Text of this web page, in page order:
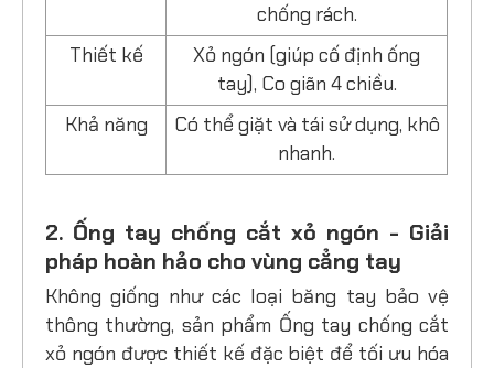
chống rách.
Thiết kế
Xỏ ngón (giúp cố định ống
tay), Co giãn 4 chiều.
Khả năng
Có thể giặt và tái sử dụng, khô
nhanh.
2. Ống tay chống cắt xỏ ngón - Giải
pháp hoàn hảo cho vùng cẳng tay
Không giống như các loại băng tay bảo vệ
thông thường, sản phẩm Ống tay chống cắt
xỏ ngón được thiết kế đặc biệt để tối ưu hóa